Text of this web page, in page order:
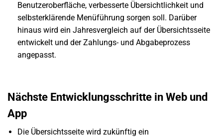
Benutzeroberfläche, verbesserte Übersichtlichkeit und
selbsterklärende Menüführung sorgen soll. Darüber
hinaus wird ein Jahresvergleich auf der Übersichtsseite
entwickelt und der Zahlungs- und Abgabeprozess
angepasst.
Nächste Entwicklungsschritte in Web und
App
Die Übersichtsseite wird zukünftig ein